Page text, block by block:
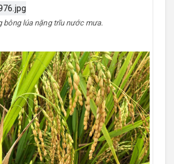
bông lúa nặng trĩu nước mưa.